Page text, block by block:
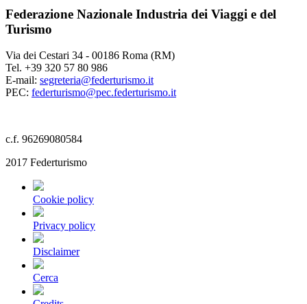
Federazione Nazionale Industria dei Viaggi e del
Turismo
Via dei Cestari 34 - 00186 Roma (RM)
Tel. +39 320 57 80 986
E-mail: segreteria@federturismo.it
PEC: federturismo@pec.federturismo.it
c.f. 96269080584
2017 Federturismo
Cookie policy
Privacy policy
Disclaimer
Cerca